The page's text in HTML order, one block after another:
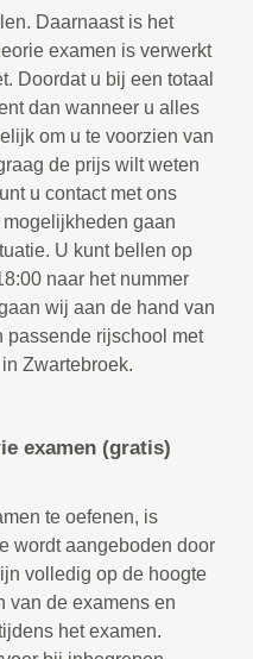
Daarnaast is het
examen is verwerkt
Doordat u bij een totaal
dan wanneer u alles
om u te voorzien van
de prijs wilt weten
u contact met ons
gaan
U kunt bellen op
naar het nummer
wij aan de hand van
passende rijschool met
Zwartebroek.
examen (gratis)
te oefenen, is
wordt aangeboden door
volledig op de hoogte
van de examens en
het examen.